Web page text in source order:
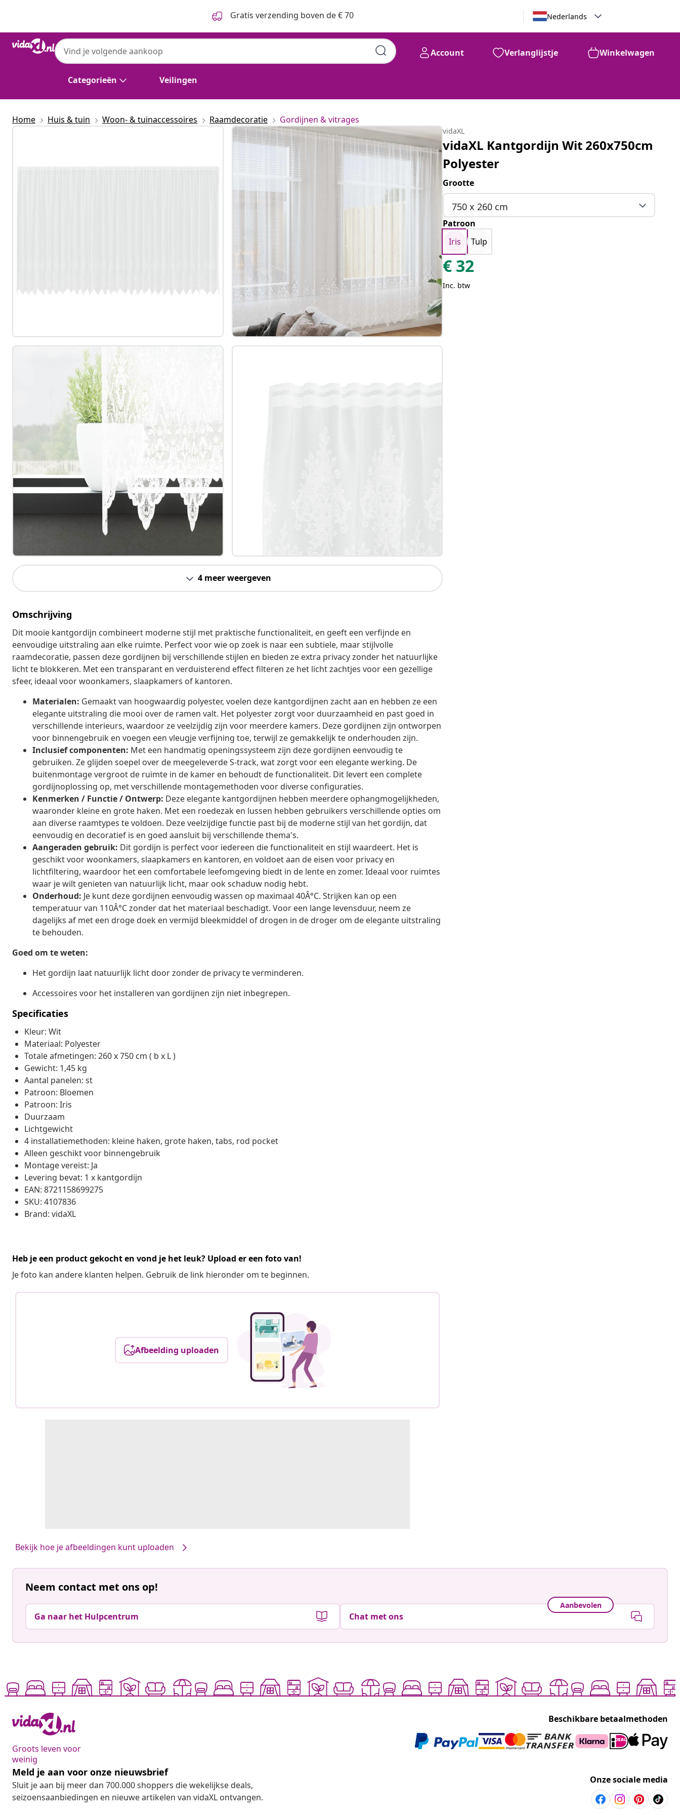
Gratis verzending boven de € 70 Nederlands
Categorieën Veilingen
Account Verlanglijstje Winkelwagen
Home Huis & tuin Woon- & tuinaccessoires Raamdecoratie Gordijnen & vitrages
4 meer weergeven
Omschrijving
Dit mooie kantgordijn combineert moderne stijl met praktische functionaliteit, en geeft een verfijnde en
eenvoudige uitstraling aan elke ruimte. Perfect voor wie op zoek is naar een subtiele, maar stijlvolle
raamdecoratie, passen deze gordijnen bij verschillende stijlen en bieden ze extra privacy zonder het natuurlijke
licht te blokkeren. Met een transparant en verduisterend effect filteren ze het licht zachtjes voor een gezellige
sfeer, ideaal voor woonkamers, slaapkamers of kantoren.
Materialen: Gemaakt van hoogwaardig polyester, voelen deze kantgordijnen zacht aan en hebben ze een
elegante uitstraling die mooi over de ramen valt. Het polyester zorgt voor duurzaamheid en past goed in
verschillende interieurs, waardoor ze veelzijdig zijn voor meerdere kamers. Deze gordijnen zijn ontworpen
voor binnengebruik en voegen een vleugje verfijning toe, terwijl ze gemakkelijk te onderhouden zijn.
Inclusief componenten: Met een handmatig openingssysteem zijn deze gordijnen eenvoudig te
gebruiken. Ze glijden soepel over de meegeleverde S-track, wat zorgt voor een elegante werking. De
buitenmontage vergroot de ruimte in de kamer en behoudt de functionaliteit. Dit levert een complete
gordijnoplossing op, met verschillende montagemethoden voor diverse configuraties.
Kenmerken / Functie / Ontwerp: Deze elegante kantgordijnen hebben meerdere ophangmogelijkheden,
waaronder kleine en grote haken. Met een roedezak en lussen hebben gebruikers verschillende opties om
aan diverse raamtypes te voldoen. Deze veelzijdige functie past bij de moderne stijl van het gordijn, dat
eenvoudig en decoratief is en goed aansluit bij verschillende thema's.
Aangeraden gebruik: Dit gordijn is perfect voor iedereen die functionaliteit en stijl waardeert. Het is
geschikt voor woonkamers, slaapkamers en kantoren, en voldoet aan de eisen voor privacy en
lichtfiltering, waardoor het een comfortabele leefomgeving biedt in de lente en zomer. Ideaal voor ruimtes
waar je wilt genieten van natuurlijk licht, maar ook schaduw nodig hebt.
Onderhoud: Je kunt deze gordijnen eenvoudig wassen op maximaal 40Â°C. Strijken kan op een
temperatuur van 110Â°C zonder dat het materiaal beschadigt. Voor een lange levensduur, neem ze
dagelijks af met een droge doek en vermijd bleekmiddel of drogen in de droger om de elegante uitstraling
te behouden.
Goed om te weten:
Het gordijn laat natuurlijk licht door zonder de privacy te verminderen.
Accessoires voor het installeren van gordijnen zijn niet inbegrepen.
Specificaties
Kleur: Wit
Materiaal: Polyester
Totale afmetingen: 260 x 750 cm ( b x L )
Gewicht: 1,45 kg
Aantal panelen: st
Patroon: Bloemen
Patroon: Iris
Duurzaam
Lichtgewicht
4 installatiemethoden: kleine haken, grote haken, tabs, rod pocket
Alleen geschikt voor binnengebruik
Montage vereist: Ja
Levering bevat: 1 x kantgordijn
EAN: 8721158699275
SKU: 4107836
Brand: vidaXL
Heb je een product gekocht en vond je het leuk? Upload er een foto van!
Je foto kan andere klanten helpen. Gebruik de link hieronder om te beginnen.
Afbeelding uploaden
Bekijk hoe je afbeeldingen kunt uploaden
vidaXL
vidaXL Kantgordijn Wit 260x750cm
Polyester
Grootte
750 x 260 cm
Patroon
Iris
Tulp
€ 32
Inc. btw
Neem contact met ons op!
Ga naar het Hulpcentrum
Aanbevolen
Chat met ons
Groots leven voor
weinig
Beschikbare betaalmethoden
Meld je aan voor onze nieuwsbrief
Sluit je aan bij meer dan 700.000 shoppers die wekelijkse deals,
seizoensaanbiedingen en nieuwe artikelen van vidaXL ontvangen.
Onze sociale media